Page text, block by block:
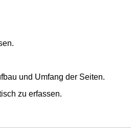
und Umfang der Seiten.
zu erfassen.